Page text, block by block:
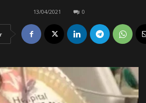
13/04/2021 0